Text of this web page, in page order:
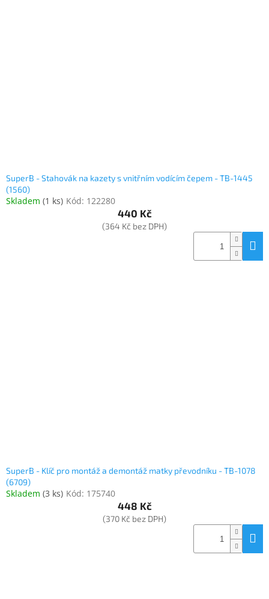
SuperB - Stahovák na kazety s vnitřním vodícím čepem - TB-1445
(1560)
Skladem (1 ks) Kód: 122280
440 Kč
(364 Kč bez DPH)
SuperB - Klíč pro montáž a demontáž matky převodníku - TB-1078
(6709)
Skladem (3 ks) Kód: 175740
448 Kč
(370 Kč bez DPH)